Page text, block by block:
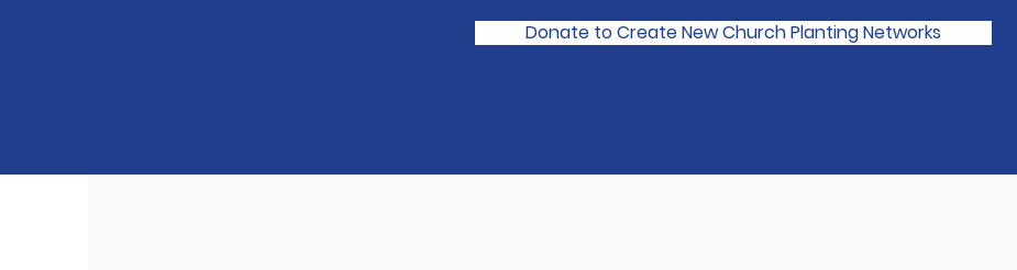
Donate to Create New Church Planting Networks